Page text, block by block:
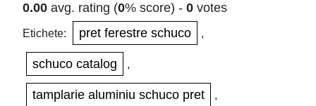
0.00 avg. rating (0% score) - 0 votes
Etichete: pret ferestre schuco ,
schuco catalog ,
tamplarie aluminiu schuco pret ,